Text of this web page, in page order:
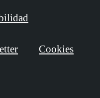
Cookies